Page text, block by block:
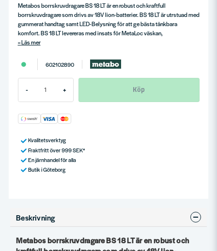
Metabos borrskruvdragare BS 18 LT är en robust och kraftfull
borrskruvdragare som drivs av 18V lion-batterier. BS 18 LT är utrstuad med
gummerat handtag samt LED-Belysning för att ge bästa tänkbara
komfort. BS 18 LT levereras med insats för MetaLoc väskan,
Läs mer
602102890
- + Köp
Kvalitetsverktyg
Fraktfritt över 999 SEK*
En järnhandel för alla
Butik i Göteborg
Beskrivning
Metabos borrskruvdragare BS 18 LT är en robust och